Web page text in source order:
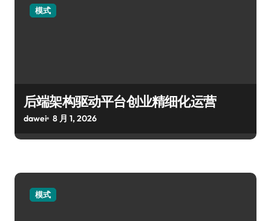
模式
后端架构驱动平台创业精细化运营
dawei 8 月 1, 2026
模式